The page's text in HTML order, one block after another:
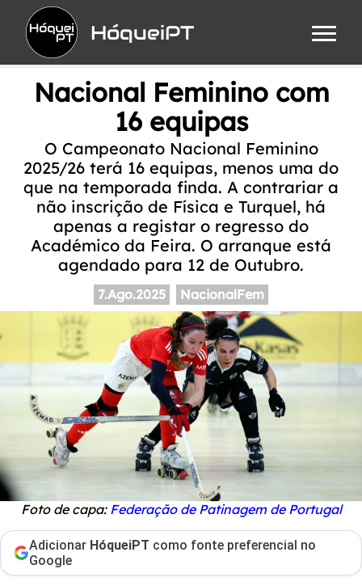
HóqueiPT
Nacional Feminino com
16 equipas
O Campeonato Nacional Feminino
2025/26 terá 16 equipas, menos uma do
que na temporada finda. A contrariar a
não inscrição de Física e Turquel, há
apenas a registar o regresso do
Académico da Feira. O arranque está
agendado para 12 de Outubro.
7.Ago.2025 NacionalFem
Foto de capa: Federação de Patinagem de Portugal
Adicionar HóqueiPT como fonte preferencial no
Google